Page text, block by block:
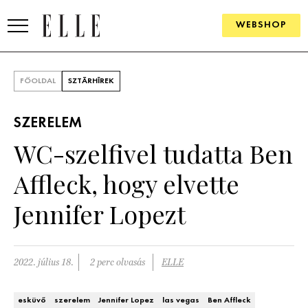
WEBSHOP
SZÉPSÉG
PSZICHÉ
ÉLETMÓD
PÁRKAPCSOLAT
FŐOLDAL SZTÁRHÍREK
SZERELEM
WC-szelfivel tudatta Ben
Affleck, hogy elvette
Jennifer Lopezt
2022. július 18. 2 perc olvasás ELLE
esküvő szerelem Jennifer Lopez las vegas
Ben Affleck